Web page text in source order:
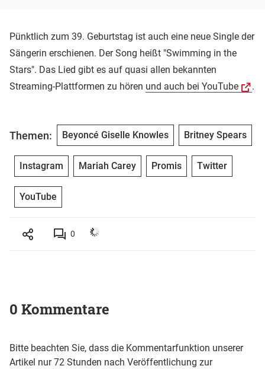
Pünktlich zum 39. Geburtstag ist auch eine neue Single der
Sängerin erschienen. Der Song heißt "Swimming in the
Stars". Das Lied gibt es auf quasi allen bekannten
Streaming-Plattformen zu hören und auch bei YouTube .
Themen: Beyoncé Giselle Knowles Britney Spears
Instagram Mariah Carey Promis Twitter
YouTube
0
0 Kommentare
Bitte beachten Sie, dass die Kommentarfunktion unserer
Artikel nur 72 Stunden nach Veröffentlichung zur